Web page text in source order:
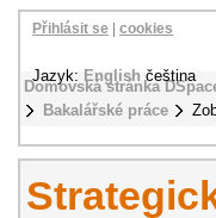
Domovská stránka
Bakalářské práce
Přihlásit se cookies
Jazyk: English čeština